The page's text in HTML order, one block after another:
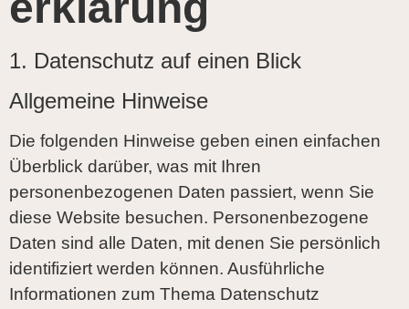
1. Datenschutz auf einen Blick
Allgemeine Hinweise
Die folgenden Hinweise geben einen einfachen
Überblick darüber, was mit Ihren
personenbezogenen Daten passiert, wenn Sie
diese Website besuchen. Personenbezogene
Daten sind alle Daten, mit denen Sie persönlich
identifiziert werden können. Ausführliche
Informationen zum Thema Datenschutz